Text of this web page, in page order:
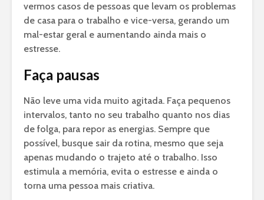
vermos casos de pessoas que levam os problemas
de casa para o trabalho e vice-versa, gerando um
mal-estar geral e aumentando ainda mais o
estresse.
Faça pausas
Não leve uma vida muito agitada. Faça pequenos
intervalos, tanto no seu trabalho quanto nos dias
de folga, para repor as energias. Sempre que
possível, busque sair da rotina, mesmo que seja
apenas mudando o trajeto até o trabalho. Isso
estimula a memória, evita o estresse e ainda o
torna uma pessoa mais criativa.